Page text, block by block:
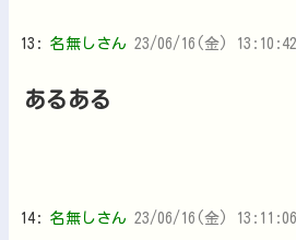
13: 名無しさん 23/06/16(金)
あるある
14: 名無しさん 23/06/16(金) 13:11:06